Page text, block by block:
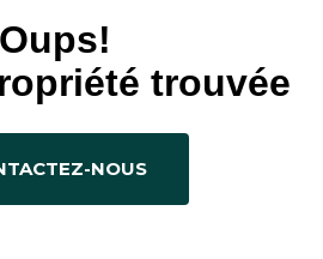
Oups!
trouvée
NOUS